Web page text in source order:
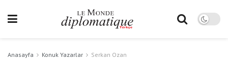
Anasayfa Konuk Yazarlar Serkan Ozan